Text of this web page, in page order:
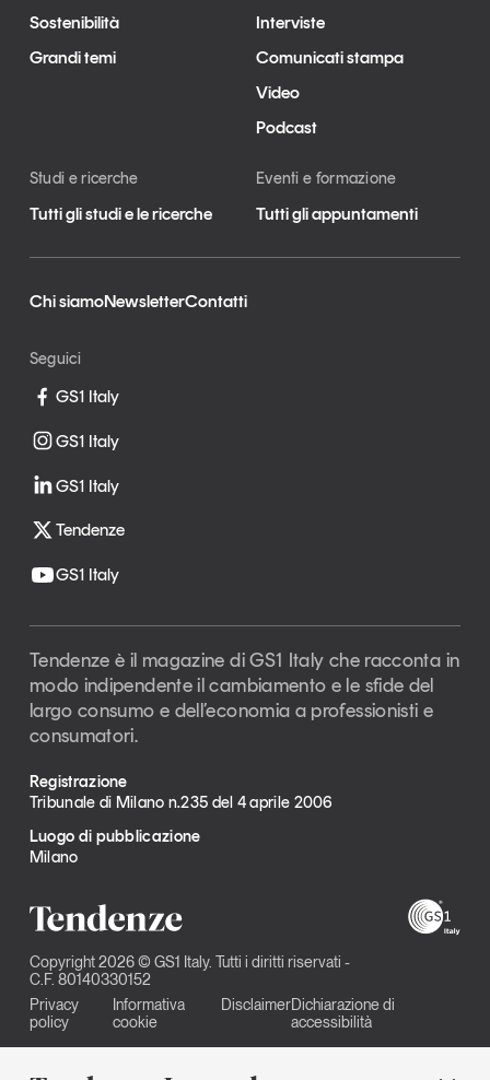
Sostenibilità
Grandi temi
Interviste
Comunicati stampa
Video
Podcast
Studi e ricerche
Tutti gli studi e le ricerche
Eventi e formazione
Tutti gli appuntamenti
Chi siamoNewsletterContatti
Seguici
GS1 Italy
GS1 Italy
GS1 Italy
Tendenze
GS1 Italy
Tendenze è il magazine di GS1 Italy che racconta in
modo indipendente il cambiamento e le sfide del
largo consumo e dell’economia a professionisti e
consumatori.
Registrazione
Tribunale di Milano n.235 del 4 aprile 2006
Luogo di pubblicazione
Milano
Copyright 2026 © GS1 Italy. Tutti i diritti riservati -
C.F. 80140330152
Privacy
policy
Informativa
cookie
DisclaimerDichiarazione di
accessibilità